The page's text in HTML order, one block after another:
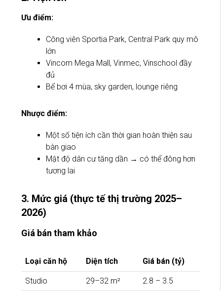
Ưu điểm:
Công viên Sportia Park, Central Park quy mô
lớn
Vincom Mega Mall, Vinmec, Vinschool đầy
đủ
Bể bơi 4 mùa, sky garden, lounge riêng
Nhược điểm:
Một số tiện ích cần thời gian hoàn thiện sau
bàn giao
Mật độ dân cư tăng dần → có thể đông hơn
tương lai
3. Mức giá (thực tế thị trường 2025–
2026)
Giá bán tham khảo
Loại căn hộ Diện tích Giá bán (tỷ)
Studio 29–32 m² 2.8 – 3.5